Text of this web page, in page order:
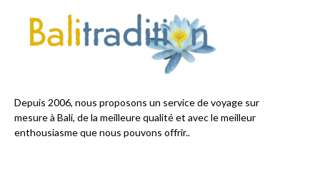
Depuis 2006, nous proposons un service de voyage sur
mesure à Bali, de la meilleure qualité et avec le meilleur
enthousiasme que nous pouvons offrir..